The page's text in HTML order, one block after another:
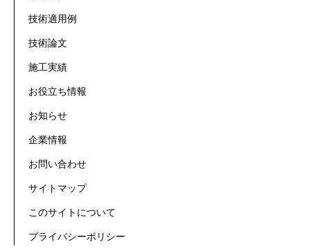
技術適用例
技術論文
施工実績
お役立ち情報
お知らせ
企業情報
お問い合わせ
サイトマップ
このサイトについて
プライバシーポリシー